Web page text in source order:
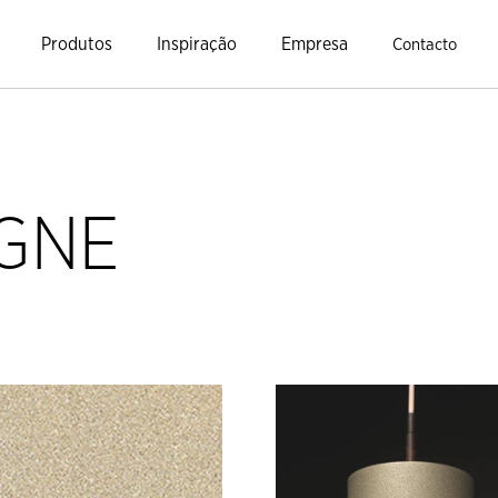
Produtos Inspiração Empresa Contacto